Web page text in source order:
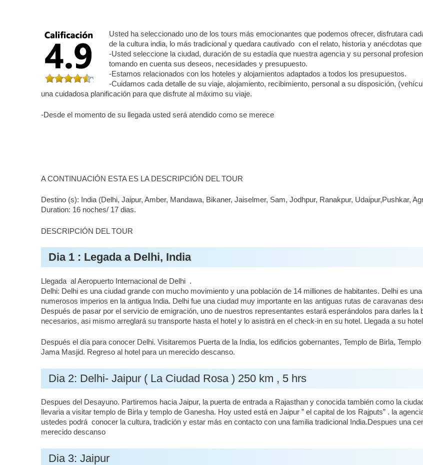
Usted ha seleccionado uno de los tours más emocionantes que podemos ofrecer, disfrutara
de la cultura india, lo más tradicional y quedara cautivado con el relato, historia y anécdotas
-Usted seleccione la ciudad, duración de su estadía que nuestra agencia y su personal
tomando en cuenta sus deseos, necesidades y presupuesto.
-Estamos relacionados con los hoteles y alojamientos adaptados a todos los presupuestos.
-Cuidamos cada detalle de su viaje, alojamiento, recibimiento, personal a su disposición,
una cuidadosa planificación para que disfrute al máximo su viaje.
-Desde el momento de su llegada usted será atendido como se merece
A CONTINUACIÓN ESTA ES LA DESCRIPCIÓN DEL TOUR
Destino (s): India (Delhi, Jaipur, Amber, Mandawa, Bikaner, Jaiselmer, Sam, Jodhpur, Ranakpur, Udaipur,Pushkar,
Duration: 16 noches/ 17 dias.
DESCRIPCIÓN DEL TOUR
Dia 1 : Legada a Delhi, India
Llegada al Aeropuerto Internacional de Delhi .
Delhi: Delhi es una ciudad grande con mucho movimiento y una población de 14 milliones de habitantes. Delhi es
numerosos imperios en la antigua India. Delhi fue una ciudad muy importante en las antiguas rutas de caravanas
Después de pasar por el servicio de emigración, uno de nuestros representantes estará esperándolos para darles
necesarios, asi mismo arreglará su transporte hasta el hotel y lo asistirá en el check-in en su hotel. Llegada a su
Después el día para conocer Delhi. Visitaremos Puerta de la India, los edificios gobernantes, Templo de Birla,
Jama Masjid. Regreso al hotel para un merecido descanso.
Dia 2: Delhi- Jaipur ( La Ciudad Rosa ) 250 km , 5 hrs
Despues del Desayuno. Partiremos hacia Jaipur, la puerta de entrada a Rajasthan y conocida también como la
llevaria a visitar templo de Birla y templo de Ganesha. Hoy usted está en Jaipur ” el capital de los Rajputs” . la
ustedes podrá conocer la cultura, tradición y estar más en contacto con una familia tradicional India.Despues una
merecido descanso
Dia 3: Jaipur